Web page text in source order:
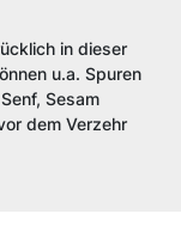
in dieser
u.a. Spuren
Sesam
dem Verzehr